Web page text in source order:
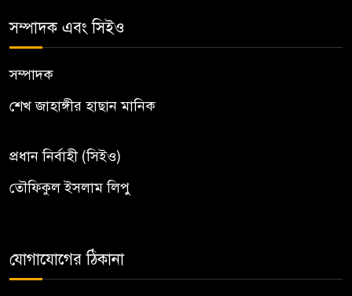
সম্পাদক এবং সিইও
সম্পাদক
শেখ জাহাঙ্গীর হাছান মানিক
প্রধান নির্বাহী (সিইও)
তৌফিকুল ইসলাম লিপু
যোগাযোগের ঠিকানা